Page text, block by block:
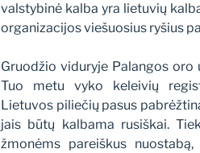
valstybinė kalba yra lietuvių
organizacijos viešuosius ryšius
Gruodžio viduryje Palangos
Tuo metu vyko keleivių
Lietuvos piliečių pasus
jais būtų kalbama rusiškai.
žmonėms pareiškus